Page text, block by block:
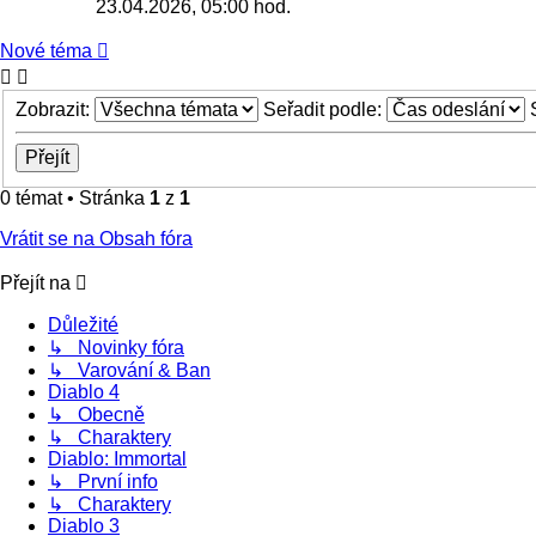
23.04.2026, 05:00 hod.
Nové téma
Zobrazit: Seřadit podle:
0 témat • Stránka 1 z 1
Vrátit se na Obsah fóra
Přejít na
Důležité
↳ Novinky fóra
↳ Varování & Ban
Diablo 4
↳ Obecně
↳ Charaktery
Diablo: Immortal
↳ První info
↳ Charaktery
Diablo 3